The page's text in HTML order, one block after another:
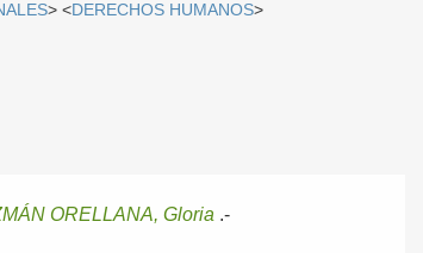
> <DERECHOS HUMANOS>
ORELLANA, Gloria .-